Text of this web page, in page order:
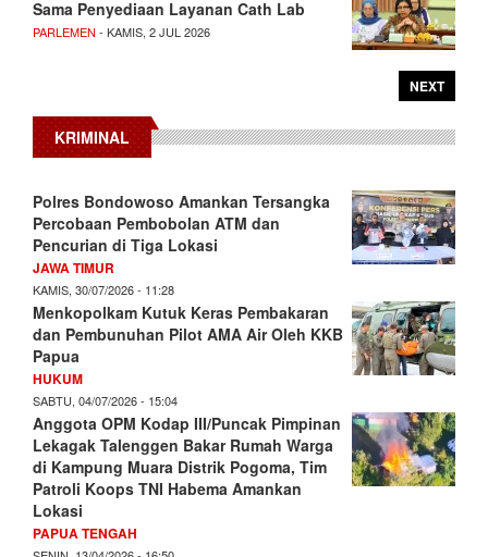
Sama Penyediaan Layanan Cath Lab
PARLEMEN - KAMIS, 2 JUL 2026
NEXT
KRIMINAL
Polres Bondowoso Amankan Tersangka
Percobaan Pembobolan ATM dan
Pencurian di Tiga Lokasi
JAWA TIMUR
KAMIS, 30/07/2026 - 11:28
Menkopolkam Kutuk Keras Pembakaran
dan Pembunuhan Pilot AMA Air Oleh KKB
Papua
HUKUM
SABTU, 04/07/2026 - 15:04
Anggota OPM Kodap III/Puncak Pimpinan
Lekagak Talenggen Bakar Rumah Warga
di Kampung Muara Distrik Pogoma, Tim
Patroli Koops TNI Habema Amankan
Lokasi
PAPUA TENGAH